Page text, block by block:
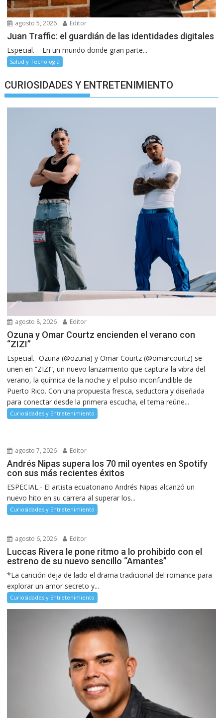
agosto 5, 2026 Editor
Juan Traffic: el guardián de las identidades digitales
Especial. – En un mundo donde gran parte...
Salud y Tecnología
CURIOSIDADES Y ENTRETENIMIENTO
agosto 8, 2026 Editor
Ozuna y Omar Courtz encienden el verano con
“ZIZI”
Especial.- Ozuna (@ozuna) y Omar Courtz (@omarcourtz) se
unen en “ZIZI”, un nuevo lanzamiento que captura la vibra del
verano, la química de la noche y el pulso inconfundible de
Puerto Rico. Con una propuesta fresca, seductora y diseñada
para conectar desde la primera escucha, el tema reúne...
Curiosidades y Entretenimiento
agosto 7, 2026 Editor
Andrés Nipas supera los 70 mil oyentes en Spotify
con sus más recientes éxitos
ESPECIAL.- El artista ecuatoriano Andrés Nipas alcanzó un
nuevo hito en su carrera al superar los...
Curiosidades y Entretenimiento
agosto 6, 2026 Editor
Luccas Rivera le pone ritmo a lo prohibido con el
estreno de su nuevo sencillo “Amantes”
*La canción deja de lado el drama tradicional del romance para
explorar un amor secreto y...
Curiosidades y Entretenimiento